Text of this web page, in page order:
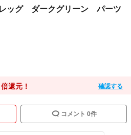
ッグ ダークグリーン パーツ
倍還元！ 確認する
コメント 0件